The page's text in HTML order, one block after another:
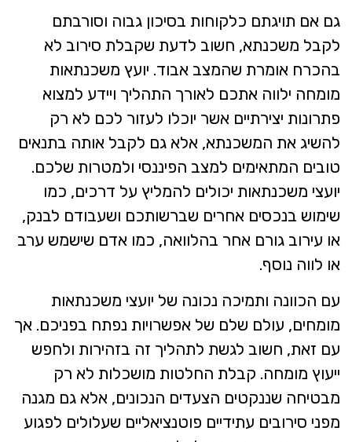
גם אם תויגתם כלקוחות בסיכון גבוה וסורבתם
לקבל משכנתא, חשוב לדעת שקבלת סירוב לא
בהכרח אומרת שהמצב אבוד. יועץ משכנתאות
מומחה ילווה אתכם לאורך התהליך ויידע למצוא
פתרונות יצירתיים אשר יוכלו לעזור לכם לא רק
להשיג את המשכנתא, אלא גם לקבל אותה בתנאים
טובים המתאימים למצב הפיננסי ולמטרות שלכם.
יועצי משכנתאות יכולים להמליץ על דרכים, כמו
שימוש בנכסים אחרים שברשותכם ושעבודם לבנק,
או עירוב גורם אחר בהלוואה, כמו אדם שישמש ערב
או לווה נוסף.
עם הכוונה ותמיכה נכונה של יועצי משכנתאות
מומחים, עולם שלם של אפשרויות נפתח בפניכם. אך
עם זאת, חשוב לגשת לתהליך זה בזהירות ולחפש
ייעוץ מומחה. קבלת החלטות מושכלות לא רק
מבטיחה שננקטים הצעדים הנכונים, אלא גם מגנה
מפני סירובים עתידיים פוטנציאליים שעלולים לפגוע